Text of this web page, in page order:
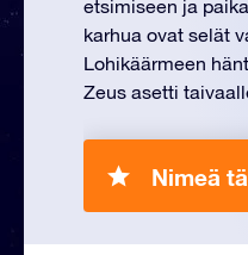
etsimiseen ja
karhua ovat selät
Lohikäärmeen
Zeus asetti
Nimeä